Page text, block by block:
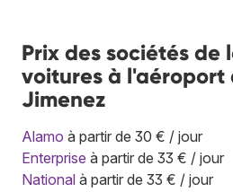
Prix des sociétés de
voitures à l'aéroport
Jimenez
Alamo à partir de 30 € / jour
Enterprise à partir de 33 € / jour
National à partir de 33 € / jour